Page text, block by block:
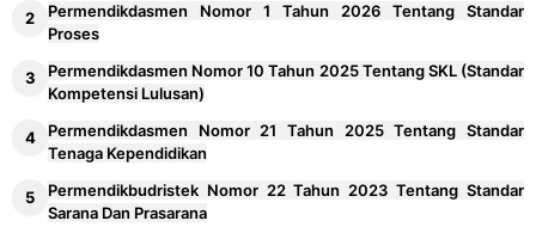
Permendikdasmen Nomor 1 Tahun 2026 Tentang Standar
Proses
Permendikdasmen Nomor 10 Tahun 2025 Tentang SKL (Standar
Kompetensi Lulusan)
Permendikdasmen Nomor 21 Tahun 2025 Tentang Standar
Tenaga Kependidikan
Permendikbudristek Nomor 22 Tahun 2023 Tentang Standar
Sarana Dan Prasarana